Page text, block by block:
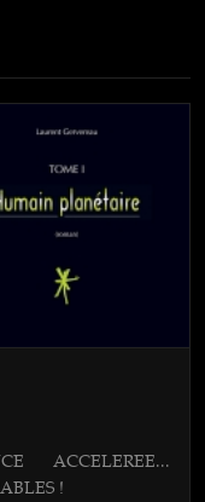
ACCELEREE...
!